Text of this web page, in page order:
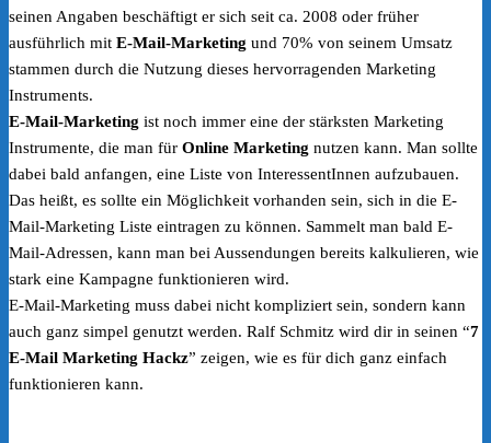
seinen Angaben beschäftigt er sich seit ca. 2008 oder früher
ausführlich mit E-Mail-Marketing und 70% von seinem Umsatz
stammen durch die Nutzung dieses hervorragenden Marketing
Instruments.
E-Mail-Marketing ist noch immer eine der stärksten Marketing
Instrumente, die man für Online Marketing nutzen kann. Man sollte
dabei bald anfangen, eine Liste von InteressentInnen aufzubauen.
Das heißt, es sollte ein Möglichkeit vorhanden sein, sich in die E-
Mail-Marketing Liste eintragen zu können. Sammelt man bald E-
Mail-Adressen, kann man bei Aussendungen bereits kalkulieren, wie
stark eine Kampagne funktionieren wird.
E-Mail-Marketing muss dabei nicht kompliziert sein, sondern kann
auch ganz simpel genutzt werden. Ralf Schmitz wird dir in seinen “7
E-Mail Marketing Hackz” zeigen, wie es für dich ganz einfach
funktionieren kann.